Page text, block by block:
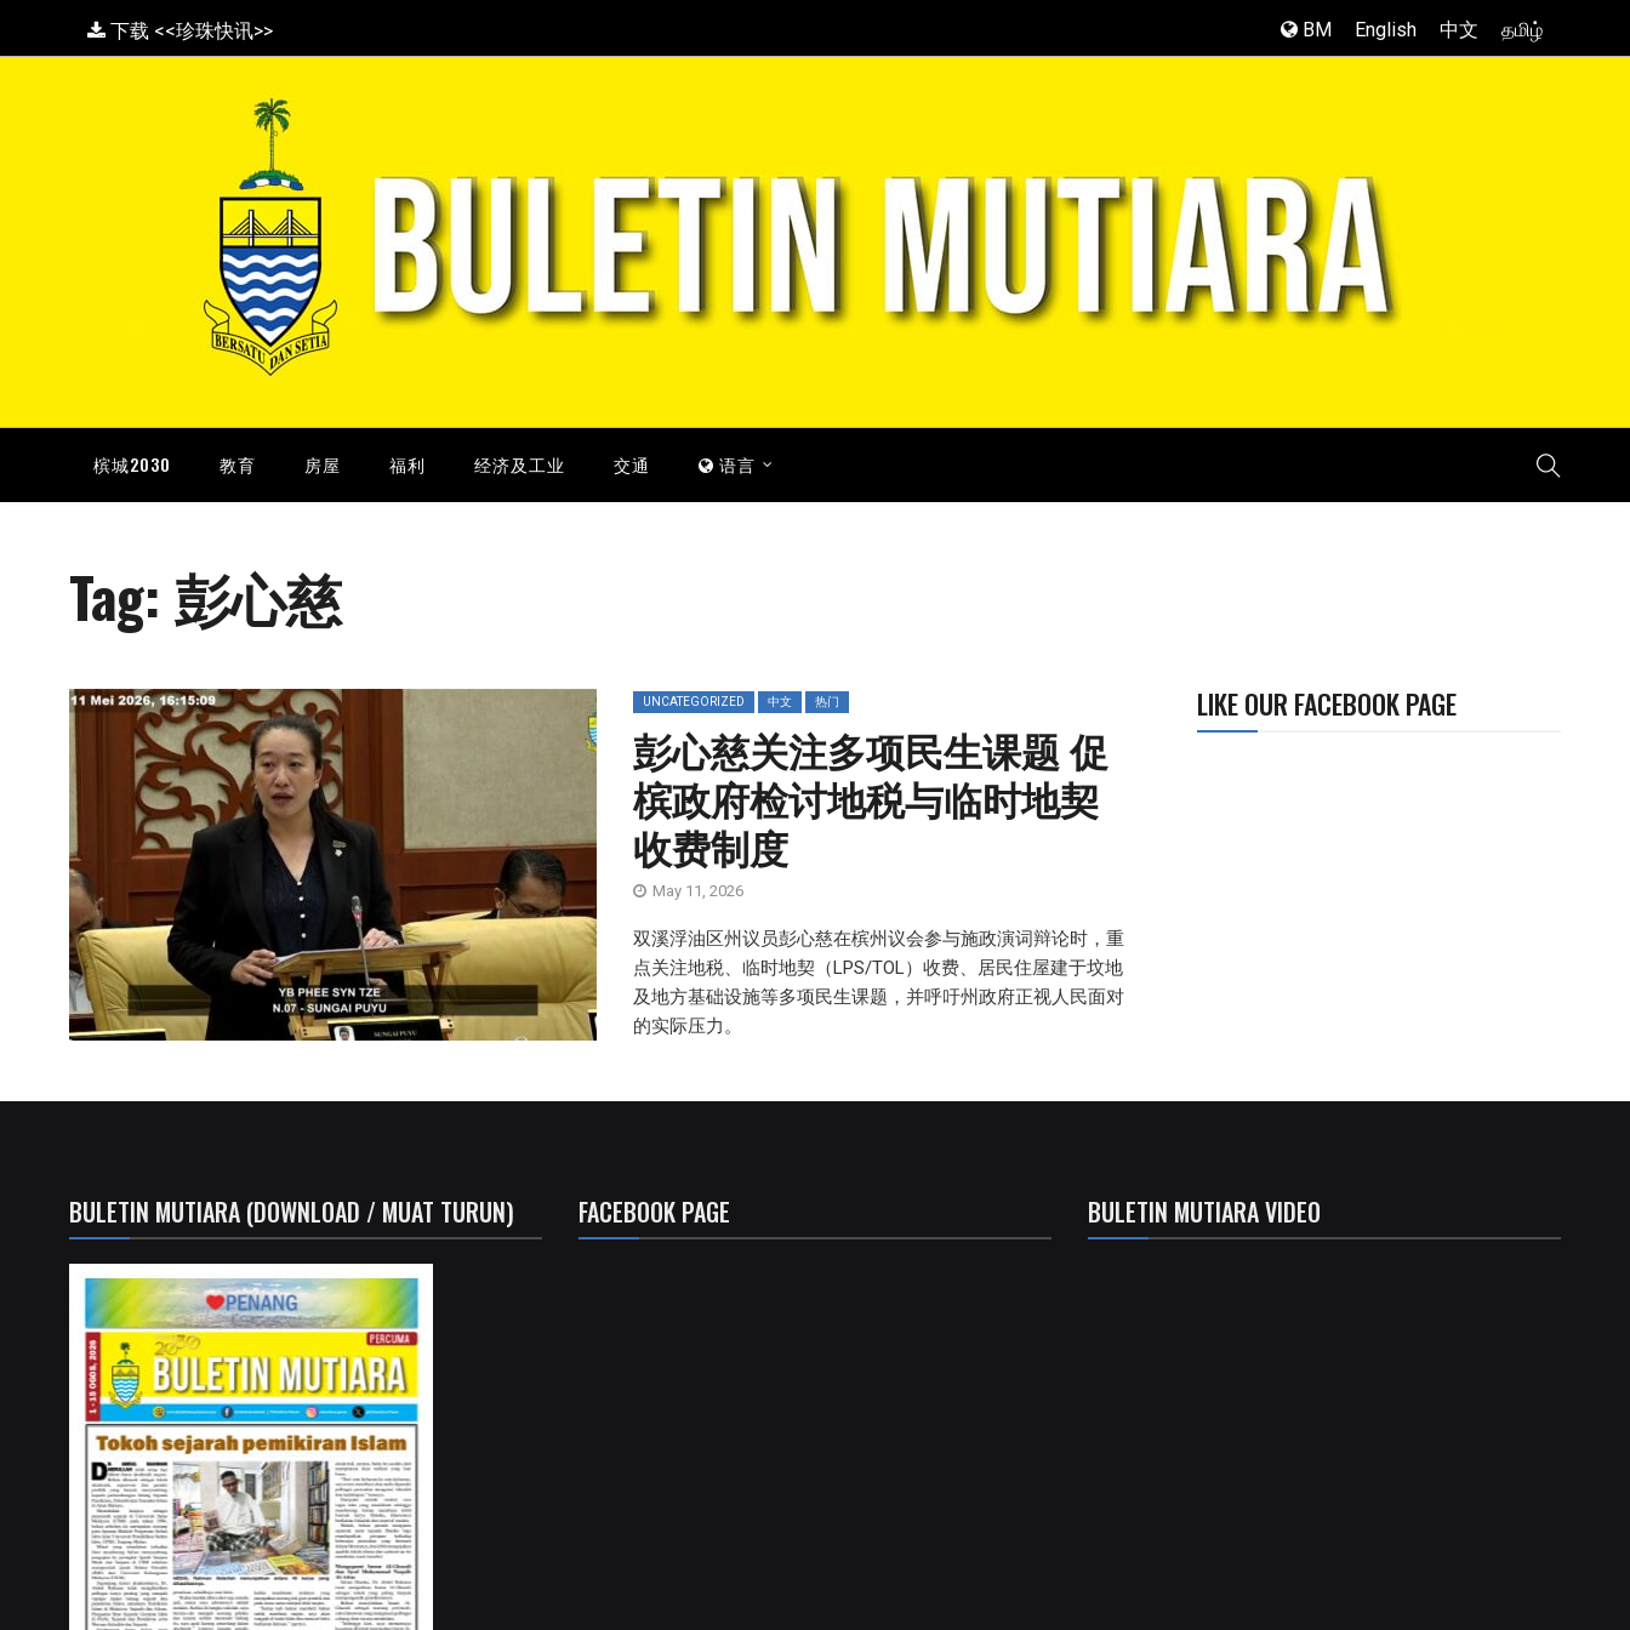
下载 <<珍珠快讯>> BM English 中文 தமிழ்
槟城2030 教育 房屋 福利 经济及工业 交通 语言
Tag: 彭心慈
UNCATEGORIZED 中文 热门
彭心慈关注多项民生课题 促
槟政府检讨地税与临时地契
收费制度
May 11, 2026
双溪浮油区州议员彭心慈在槟州议会参与施政演词辩论时，重
点关注地税、临时地契（LPS/TOL）收费、居民住屋建于坟地
及地方基础设施等多项民生课题，并呼吁州政府正视人民面对
的实际压力。
LIKE OUR FACEBOOK PAGE
BULETIN MUTIARA (DOWNLOAD / MUAT TURUN) FACEBOOK PAGE BULETIN MUTIARA VIDEO